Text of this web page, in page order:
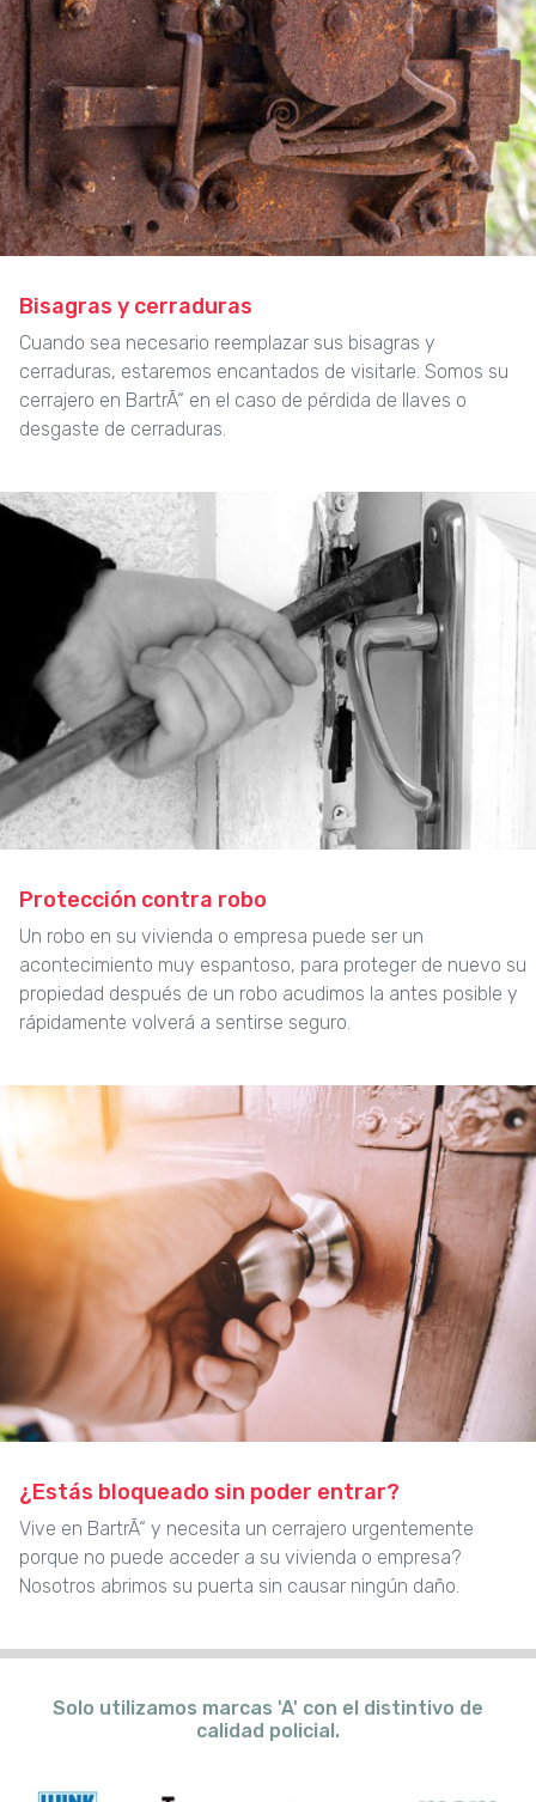
Bisagras y cerraduras
Cuando sea necesario reemplazar sus bisagras y
cerraduras, estaremos encantados de visitarle. Somos su
cerrajero en BartrÃ“ en el caso de pérdida de llaves o
desgaste de cerraduras.
Protección contra robo
Un robo en su vivienda o empresa puede ser un
acontecimiento muy espantoso, para proteger de nuevo su
propiedad después de un robo acudimos la antes posible y
rápidamente volverá a sentirse seguro.
¿Estás bloqueado sin poder entrar?
Vive en BartrÃ“ y necesita un cerrajero urgentemente
porque no puede acceder a su vivienda o empresa?
Nosotros abrimos su puerta sin causar ningún daño.
Solo utilizamos marcas 'A' con el distintivo de
calidad policial.